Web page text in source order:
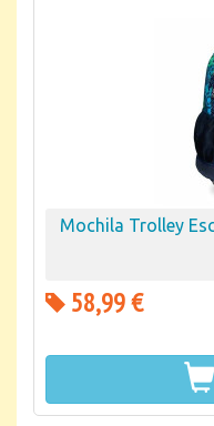
Mochila Trolley
58,99 €